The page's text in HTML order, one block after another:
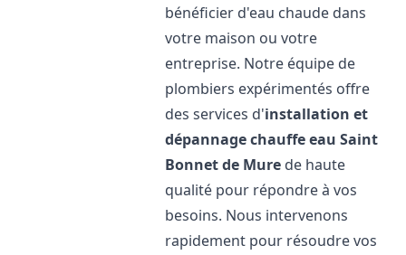
bénéficier d'eau chaude dans
votre maison ou votre
entreprise. Notre équipe de
plombiers expérimentés offre
des services d'installation et
dépannage chauffe eau Saint
Bonnet de Mure de haute
qualité pour répondre à vos
besoins. Nous intervenons
rapidement pour résoudre vos